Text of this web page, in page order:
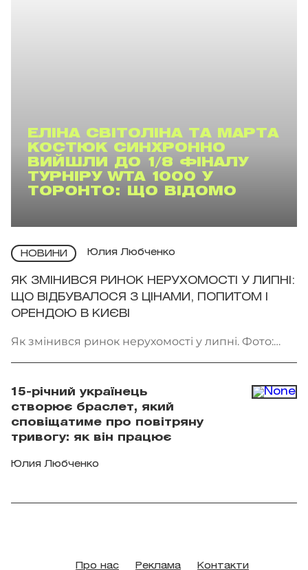
ЕЛІНА СВІТОЛІНА ТА МАРТА
КОСТЮК СИНХРОННО
ВИЙШЛИ ДО 1/8 ФІНАЛУ
ТУРНІРУ WTA 1000 У
ТОРОНТО: ЩО ВІДОМО
НОВИНИ Юлия Любченко
ЯК ЗМІНИВСЯ РИНОК НЕРУХОМОСТІ У ЛИПНІ:
ЩО ВІДБУВАЛОСЯ З ЦІНАМИ, ПОПИТОМ І
ОРЕНДОЮ В КИЄВІ
Як змінився ринок нерухомості у липні. Фото:
15-річний українець
створює браслет, який
сповіщатиме про повітряну
тривогу: як він працює
Юлия Любченко
Про нас Реклама Контакти